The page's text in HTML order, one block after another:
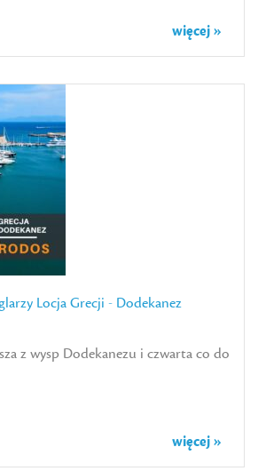
więcej »
Locja Grecji - Dodekanez
z wysp Dodekanezu i czwarta co do
więcej »